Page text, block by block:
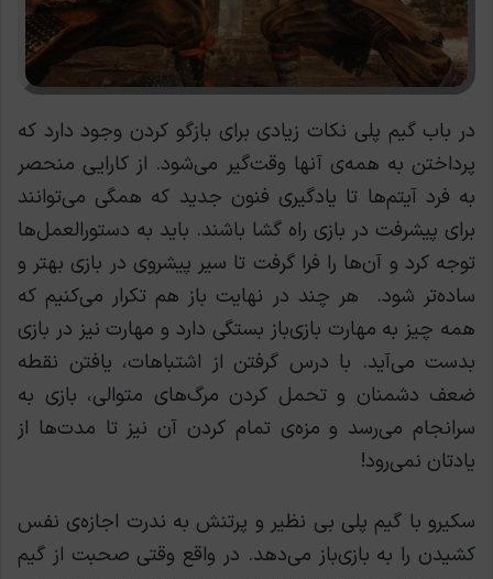
در باب گیم پلی نکات زیادی برای بازگو کردن وجود دارد که
پرداختن به همه‌ی آنها وقت‌گیر می‌شود. از کارایی منحصر
به فرد آیتم‌ها تا یادگیری فنون جدید که همگی می‌توانند
برای پیشرفت در بازی راه گشا باشند. باید به دستورالعمل‌ها
توجه کرد و آن‌ها را فرا گرفت تا سیر پیشروی در بازی بهتر و
ساده‌تر شود.
هر چند در نهایت باز هم تکرار می‌کنیم که
همه چیز به مهارت بازی‌باز بستگی دارد و مهارت نیز در بازی
بدست می‌آید. با درس گرفتن از اشتباهات، یافتن نقطه
ضعف دشمنان و تحمل کردن مرگ‌های متوالی، بازی به
سرانجام می‌رسد و مزه‌ی تمام کردن آن نیز تا مدت‌ها از
یادتان نمی‌رود!
سکیرو با گیم پلی بی نظیر و پرتنش به ندرت اجازه‌ی نفس
کشیدن را به بازی‌باز می‌دهد. در واقع وقتی صحبت از گیم